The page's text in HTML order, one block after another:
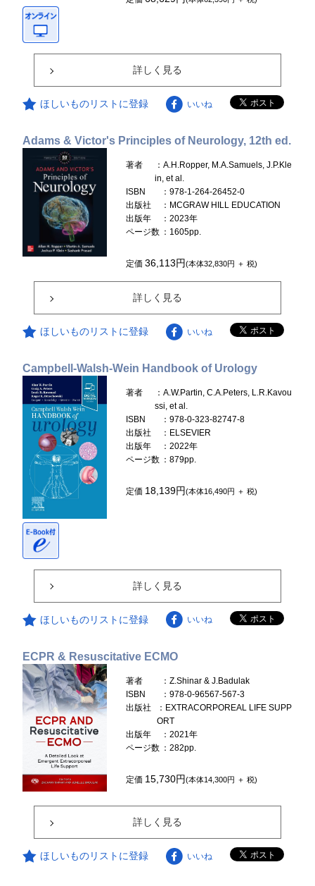
詳しく見る
ほしいものリストに登録 いいね
Adams & Victor's Principles of Neurology, 12th ed.
著者
：A.H.Ropper, M.A.Samuels, J.P.Kle
in, et al.
ISBN
：978-1-264-26452-0
出版社
：MCGRAW HILL EDUCATION
出版年
：2023年
ページ数 ：1605pp.
定価36,113円(本体32,830円 ＋ 税)
詳しく見る
ほしいものリストに登録 いいね
Campbell-Walsh-Wein Handbook of Urology
著者
：A.W.Partin, C.A.Peters, L.R.Kavou
ssi, et al.
ISBN
：978-0-323-82747-8
出版社
：ELSEVIER
出版年
：2022年
ページ数 ：879pp.
定価 18,139円(本体16,490円 ＋ 税)
詳しく見る
ほしいものリストに登録 いいね
ECPR & Resuscitative ECMO
著者
：Z.Shinar & J.Badulak
ISBN
：978-0-96567-567-3
出版社
：EXTRACORPOREAL LIFE SUPP
ORT
出版年
：2021年
ページ数 ：282pp.
定価 15,730円(本体14,300円 ＋ 税)
詳しく見る
ほしいものリストに登録 いいね